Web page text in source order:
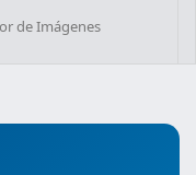
de Imágenes